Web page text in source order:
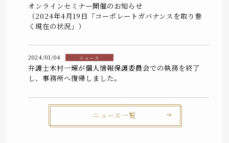
オンラインセミナー開催のお知らせ
（2024年4月19日「コーポレートガバナンスを取り巻
く現在の状況」）
2024/01/04 ニュース
弁護士木村一輝が個人情報保護委員会での執務を終了
し、事務所へ復帰しました。
ニュース一覧